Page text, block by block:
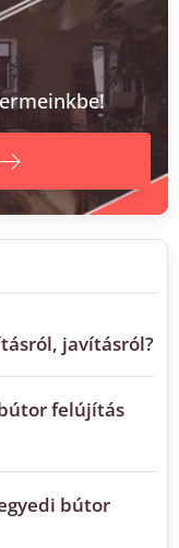
javításról?
felújítás
bútor